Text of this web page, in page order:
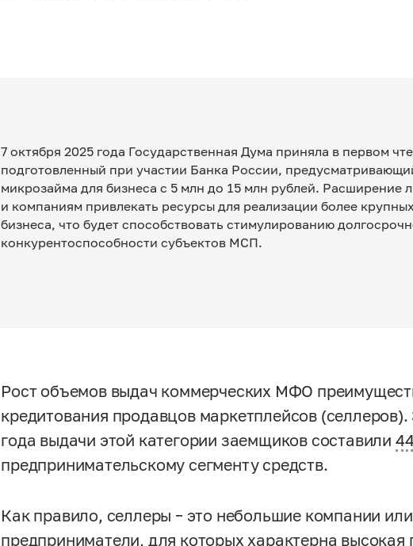
7 октября 2025 года Государственная Дума приняла в первом
подготовленный при участии Банка России,
микрозайма для бизнеса с 5 млн до 15 млн рублей. Расширение
и компаниям привлекать ресурсы для реализации более
бизнеса, что будет способствовать стимулированию
конкурентоспособности субъектов МСП.
Рост объемов выдач коммерческих МФО
кредитования продавцов маркетплейсов
года выдачи этой категории заемщиков составили
предпринимательскому сегменту средств.
Как правило, селлеры – это небольшие компании
предприниматели, для которых характерна высокая